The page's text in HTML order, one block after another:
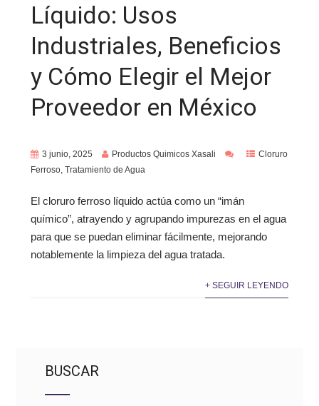
Líquido: Usos
Industriales, Beneficios
y Cómo Elegir el Mejor
Proveedor en México
3 junio, 2025 Productos Quimicos Xasali
Cloruro
Ferroso, Tratamiento de Agua
El cloruro ferroso líquido actúa como un “imán
químico”, atrayendo y agrupando impurezas en el agua
para que se puedan eliminar fácilmente, mejorando
notablemente la limpieza del agua tratada.
+ SEGUIR LEYENDO
BUSCAR